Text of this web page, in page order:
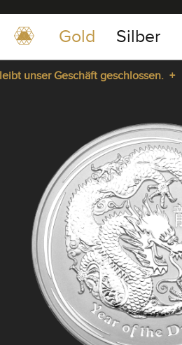
Gold Silber
unser Geschäft geschlossen. +